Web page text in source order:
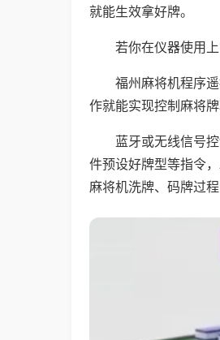
就能生效拿好牌。
若你在仪器使用
福州麻将机程序
作就能实现控制麻将
蓝牙或无线信号
件预设好牌型等指令
麻将机洗牌、码牌过